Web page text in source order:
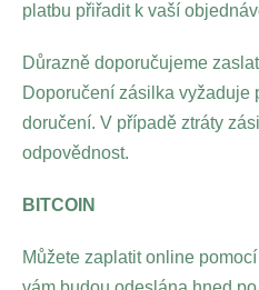
platbu přiřadit k vaší
Důrazně doporučujeme
Doporučení zásilka vyžaduje
doručení. V případě ztráty
odpovědnost.
BITCOIN
Můžete zaplatit online